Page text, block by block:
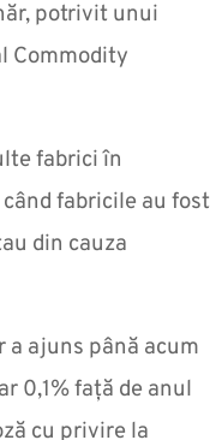
potrivit unui
Commodity
fabrici în
fabricile au fost
din cauza
a ajuns până acum
0,1% față de anul
cu privire la